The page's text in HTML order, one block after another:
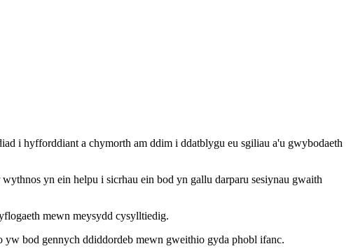
i hyfforddiant a chymorth am ddim i ddatblygu eu sgiliau a'u gwybodaeth
yn ein helpu i sicrhau ein bod yn gallu darparu sesiynau gwaith
mewn meysydd cysylltiedig.
bod gennych ddiddordeb mewn gweithio gyda phobl ifanc.